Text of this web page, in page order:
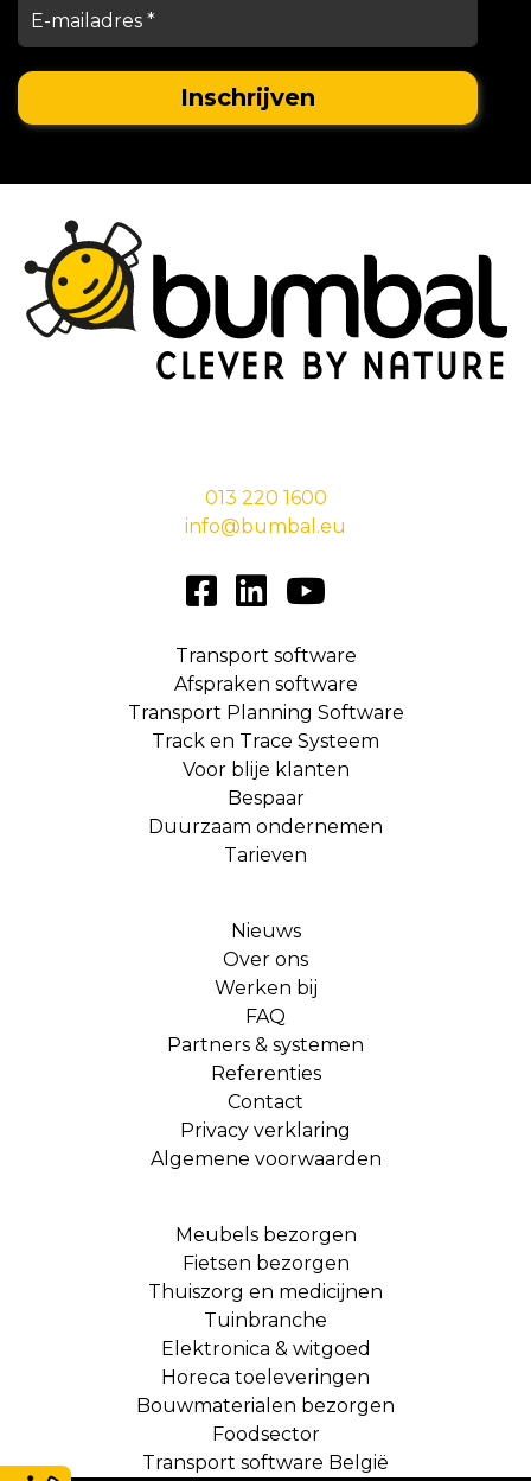
013 220 1600
info@bumbal.eu
Transport software
Afspraken software
Transport Planning Software
Track en Trace Systeem
Voor blije klanten
Bespaar
Duurzaam ondernemen
Tarieven
Nieuws
Over ons
Werken bij
FAQ
Partners & systemen
Referenties
Contact
Privacy verklaring
Algemene voorwaarden
Meubels bezorgen
Fietsen bezorgen
Thuiszorg en medicijnen
Tuinbranche
Elektronica & witgoed
Horeca toeleveringen
Bouwmaterialen bezorgen
Foodsector
Transport software België